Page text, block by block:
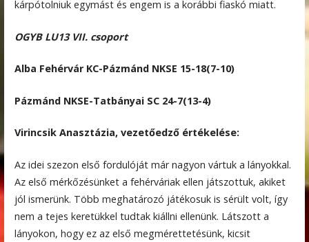
kárpótolniuk egymást és engem is a korábbi fiaskó miatt.
OGYB LU13 VII. csoport
Alba Fehérvár KC-Pázmánd NKSE 15-18(7-10)
Pázmánd NKSE-Tatbányai SC 24-7(13-4)
Virincsik Anasztázia, vezetőedző értékelése:
Az idei szezon első fordulóját már nagyon vártuk a lányokkal.
Az első mérkőzésünket a fehérváriak ellen játszottuk, akiket
jól ismerünk. Több meghatározó játékosuk is sérült volt, így
nem a tejes keretükkel tudtak kiállni ellenünk. Látszott a
lányokon, hogy ez az első megmérettetésünk, kicsit